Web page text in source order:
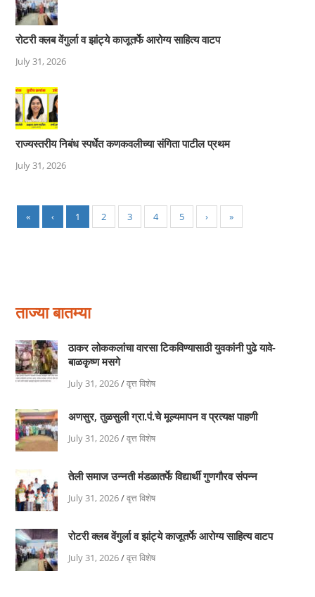
रोटरी क्लब वेंगुर्ला व झांट्ये काजूतर्फे आरोग्य साहित्य वाटप
July 31, 2026
राज्यस्तरीय निबंध स्पर्धेत कणकवलीच्या संगिता पाटील प्रथम
July 31, 2026
« ‹ 1 2 3 4 5 › »
ताज्या बातम्या
ठाकर लोककलांचा वारसा टिकविण्यासाठी युवकांनी पुढे यावे-
बाळकृष्ण मसगे
July 31, 2026/वृत्त विशेष
अणसुर, तुळसुली ग्रा.पं.चे मूल्यमापन व प्रत्यक्ष पाहणी
July 31, 2026/वृत्त विशेष
तेली समाज उन्नती मंडळातर्फे विद्यार्थी गुणगौरव संपन्न
July 31, 2026/वृत्त विशेष
रोटरी क्लब वेंगुर्ला व झांट्ये काजूतर्फे आरोग्य साहित्य वाटप
July 31, 2026/वृत्त विशेष